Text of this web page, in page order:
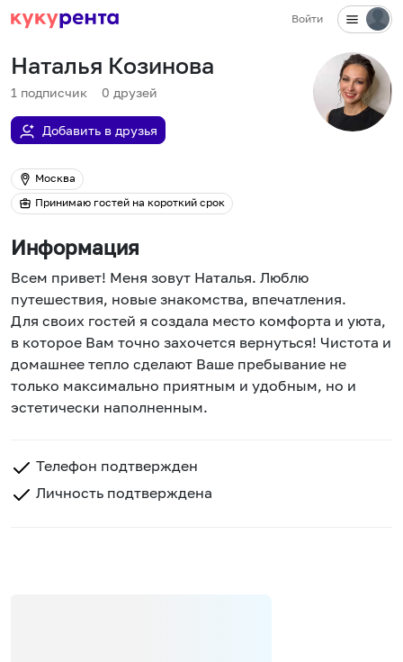
Войти
Наталья Козинова
1 подписчик 0 друзей
Добавить в друзья
Москва
Принимаю гостей на короткий срок
Информация
Всем привет! Меня зовут Наталья. Люблю
путешествия, новые знакомства, впечатления.
Для своих гостей я создала место комфорта и уюта,
в которое Вам точно захочется вернуться! Чистота и
домашнее тепло сделают Ваше пребывание не
только максимально приятным и удобным, но и
эстетически наполненным.
Телефон подтвержден
Личность подтверждена